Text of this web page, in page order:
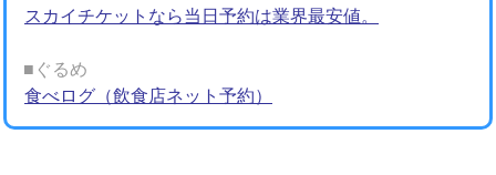
スカイチケットなら当日予約は業界最安値。
■ぐるめ
食べログ（飲食店ネット予約）